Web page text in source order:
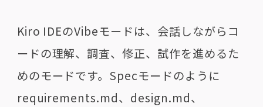
Kiro IDEのVibeモードは、会話しながらコ
ードの理解、調査、修正、試作を進めるた
めのモードです。Specモードのように
requirements.md、design.md、